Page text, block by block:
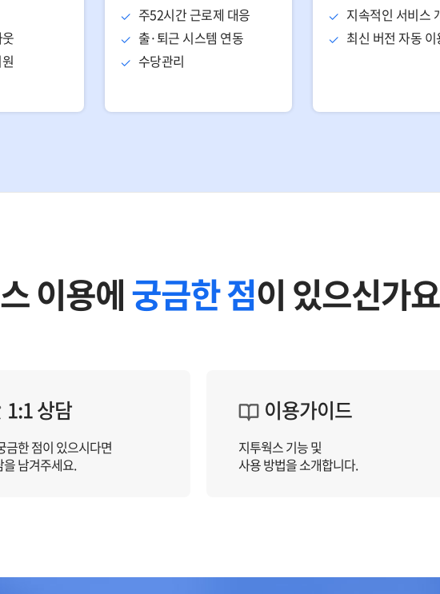
주52시간 근로제 대응
출·퇴근 시스템 연동
수당관리
지속적인 서비스
최신 버전 자동 이
이용에궁금한 점이 있으신가
1:1 상담
금한 점이 있으시다면
을 남겨주세요.
이용가이드
지투웍스 기능 및
사용 방법을 소개합니다.